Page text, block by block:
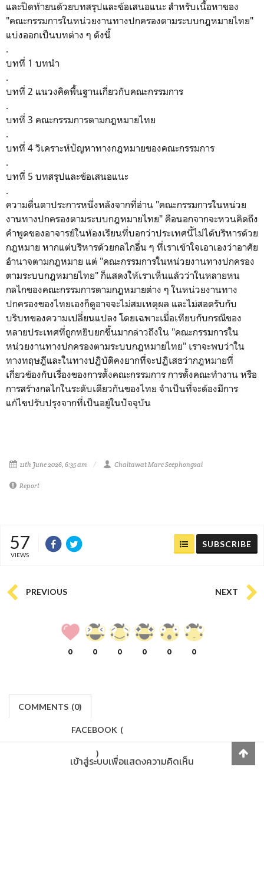
และปิดท้ายนด้วยบทสรุปและข้อเสนอแนะ สำหรับเนื้อหาของ
"คณะกรรมการในหน่วยงานทางปกครองตามระบบกฎหมายไทย"
แบ่งออกเป็นบทต่าง ๆ ดังนี้
.
บทที่ 1 บทนำ
.
บทที่ 2 แนวงคิดพื้นฐานเกี่ยวกับคณะกรรมการ
.
บทที่ 3 คณะกรรมการตามกฎหมายไทย
.
บทที่ 4 วิเคราะห์ปัญหาทางกฎหมายของคณะกรรมการ
.
บทที่ 5 บทสรุปและข้อเสนอแนะ
.
ความตื่นตาประการหนึ่งหลังจากที่อ่าน "คณะกรรมการในหน่วย
งานทางปกครองตามระบบกฎหมายไทย" คือนอกจากจะหวนคิดถึง
คำพูดของอาจารย์ในห้องเรียนที่บอกว่าประเทศนี้ไม่ได้บริหารด้วย
กฎหมาย หากแต่บริหารด้วยกลไกอื่น ๆ ที่เราเข้าใจเอาเองว่าอาศัย
อำนาจตามกฎหมาย แต่ "คณะกรรมการในหน่วยงานทางปกครอง
ตามระบบกฎหมายไทย" ก็แสดงให้เราเห็นแล้วว่าในหลายหน
กลไกของคณะกรรมการตามกฎหมายต่าง ๆ ในหน่วยงานทาง
ปกครองของไทยเองก็ดูอาจจะไม่สมเหตุผล และไม่สอดรับกับ
บริบทของความเปลี่ยนแปลง โดยเฉพาะเมื่อเทียบกับกรณีของ
หลายประเทศที่ถูกหยิบยกขึ้นมากล่าวถึงใน "คณะกรรมการใน
หน่วยงานทางปกครองตามระบบกฎหมายไทย" เราจะพบว่าใน
ทางทฤษฎีและในทางปฏิบัติคงยากที่จะปฏิเสธว่ากฎหมายที่
เกี่ยวข้องกับเรื่องของการตั้งคณะกรรมการ การตั้งคณะทำงาน หรือ
การสร้างกลไกในระดับเดียวกันของไทย จำเป็นที่จะต้องมีการ
แก้ไขปรับปรุงจากที่เป็นอยู่ในปัจจุบัน
11th June 2026, 6:35 am Chaitawat Marc Seephongsai
Report
57
VIEWS
SUBSCRIBE
PREVIOUS NEXT
0 0 0 0 0 0
COMMENTS (0)
FACEBOOK (
)
เข้าสู่ระบบเพื่อแสดงความคิดเห็น